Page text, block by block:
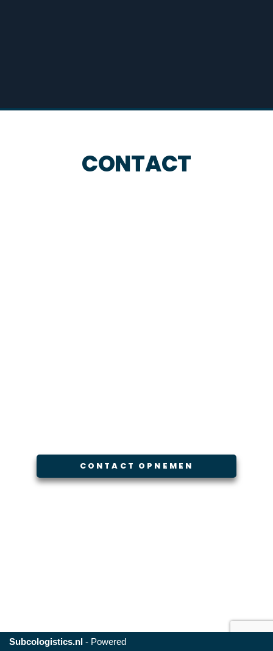
CONTACT
CONTACT OPNEMEN
Subcologistics.nl - Powered